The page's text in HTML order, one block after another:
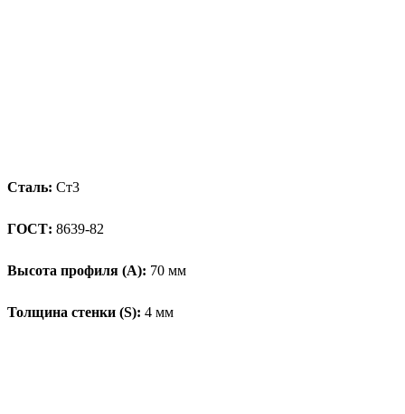
Сталь: Ст3
ГОСТ: 8639-82
Высота профиля (А): 70 мм
Толщина стенки (S): 4 мм